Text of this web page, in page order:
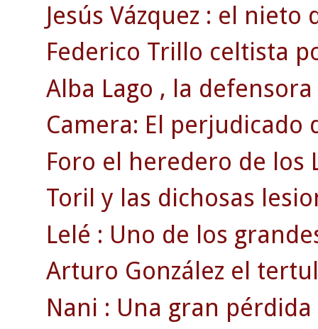
Jesús Vázquez : el nieto
Federico Trillo celtista
Alba Lago , la
Camera: El perjudicado
Foro el heredero de los
Toril y las dichosas
Lelé : Uno de los
Arturo González el
Nani : Una gran